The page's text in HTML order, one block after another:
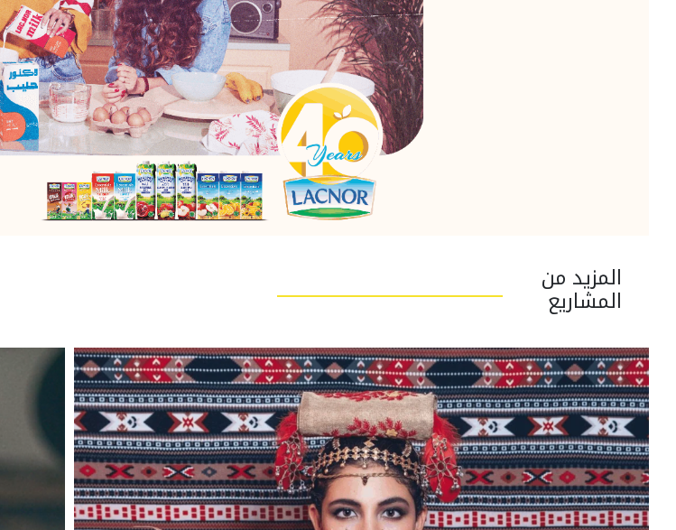
المزيد من
المشاريع